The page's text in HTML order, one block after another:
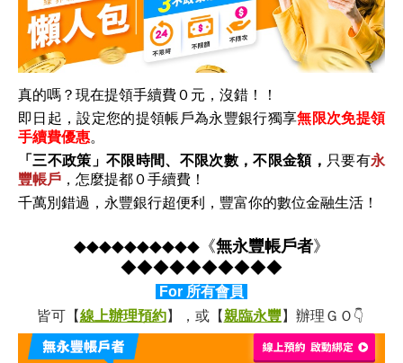
真的嗎 ？現在提領手續費０元，沒錯！！
即日起，設定您的提領帳戶為永豐銀行獨享無限次免提領
手續費優惠。
「三不政策」不限時間、不限次數，不限金額， 只要有永
豐帳戶 ，怎麼提都０手續費！
千萬別錯過，永豐銀行超便利，豐富你的數位金融生活！
◆◆◆◆◆◆◆◆◆◆ 《無永豐帳戶者》
◆◆◆◆◆◆◆◆◆◆
For 所有會員
皆可【線上辦理預約】，或【親臨永豐】 辦理ＧＯ 👇